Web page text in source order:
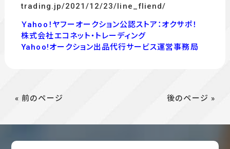
trading.jp/2021/12/23/line_fliend/
Ｙahoo！ヤフーオークション公認ストア：オクサポ！
株式会社エコネット・トレーディング
Yahoo!オークション出品代行サービス運営事務局
« 前のページ 後のページ »